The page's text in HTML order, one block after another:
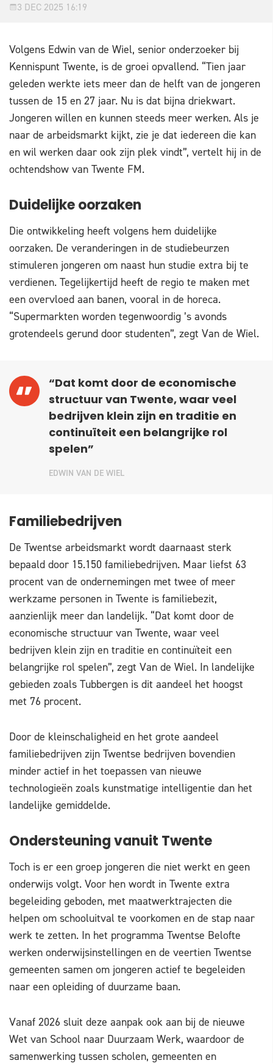
3 DEC 2025 16:19
Volgens Edwin van de Wiel, senior onderzoeker bij
Kennispunt Twente, is de groei opvallend. “Tien jaar
geleden werkte iets meer dan de helft van de jongeren
tussen de 15 en 27 jaar. Nu is dat bijna driekwart.
Jongeren willen en kunnen steeds meer werken. Als je
naar de arbeidsmarkt kijkt, zie je dat iedereen die kan
en wil werken daar ook zijn plek vindt”, vertelt hij in de
ochtendshow van Twente FM.
Duidelijke oorzaken
Die ontwikkeling heeft volgens hem duidelijke
oorzaken. De veranderingen in de studiebeurzen
stimuleren jongeren om naast hun studie extra bij te
verdienen. Tegelijkertijd heeft de regio te maken met
een overvloed aan banen, vooral in de horeca.
“Supermarkten worden tegenwoordig ’s avonds
grotendeels gerund door studenten”, zegt Van de Wiel.
“Dat komt door de economische
structuur van Twente, waar veel
bedrijven klein zijn en traditie en
continuïteit een belangrijke rol
spelen”
EDWIN VAN DE WIEL
Familiebedrijven
De Twentse arbeidsmarkt wordt daarnaast sterk
bepaald door 15.150 familiebedrijven. Maar liefst 63
procent van de ondernemingen met twee of meer
werkzame personen in Twente is familiebezit,
aanzienlijk meer dan landelijk. “Dat komt door de
economische structuur van Twente, waar veel
bedrijven klein zijn en traditie en continuïteit een
belangrijke rol spelen”, zegt Van de Wiel. In landelijke
gebieden zoals Tubbergen is dit aandeel het hoogst
met 76 procent.
Door de kleinschaligheid en het grote aandeel
familiebedrijven zijn Twentse bedrijven bovendien
minder actief in het toepassen van nieuwe
technologieën zoals kunstmatige intelligentie dan het
landelijke gemiddelde.
Ondersteuning vanuit Twente
Toch is er een groep jongeren die niet werkt en geen
onderwijs volgt. Voor hen wordt in Twente extra
begeleiding geboden, met maatwerktrajecten die
helpen om schooluitval te voorkomen en de stap naar
werk te zetten. In het programma Twentse Belofte
werken onderwijsinstellingen en de veertien Twentse
gemeenten samen om jongeren actief te begeleiden
naar een opleiding of duurzame baan.
Vanaf 2026 sluit deze aanpak ook aan bij de nieuwe
Wet van School naar Duurzaam Werk, waardoor de
samenwerking tussen scholen, gemeenten en